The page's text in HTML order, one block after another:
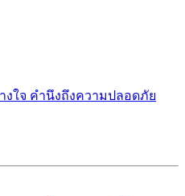
ใจ คำนึงถึงความปลอดภัย